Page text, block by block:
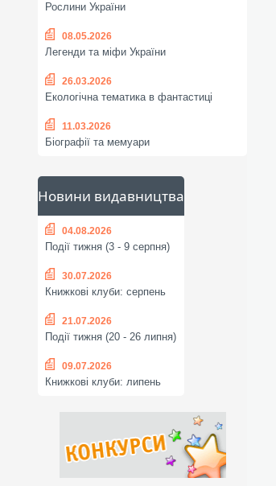
Рослини України
08.05.2026
Легенди та міфи України
26.03.2026
Екологічна тематика в фантастиці
11.03.2026
Біографії та мемуари
Новини видавництва
04.08.2026
Події тижня (3 - 9 серпня)
30.07.2026
Книжкові клуби: серпень
21.07.2026
Події тижня (20 - 26 липня)
09.07.2026
Книжкові клуби: липень